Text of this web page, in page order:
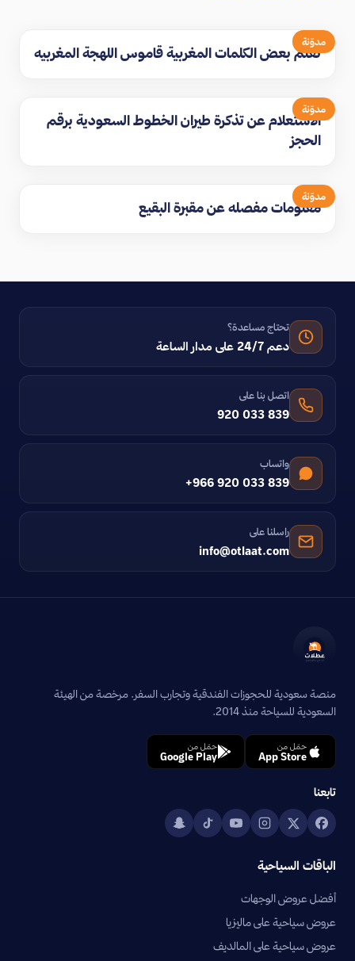
مدوّنة
تعلم بعض الكلمات المغربية قاموس اللهجة المغربيه
مدوّنة
الاستعلام عن تذكرة طيران الخطوط السعودية برقم
الحجز
مدوّنة
معلومات مفصله عن مقبرة البقيع
تحتاج مساعدة؟
دعم 24/7 على مدار الساعة
اتصل بنا على
920 033 839
واتساب
+966 920 033 839
راسلنا على
info@otlaat.com
منصة سعودية للحجوزات الفندقية وتجارب السفر. مرخصة من الهيئة
السعودية للسياحة منذ 2014.
حمّل من
App Store
حمّل من
Google Play
تابعنا
الباقات السياحية
أفضل عروض الوجهات
عروض سياحية على ماليزيا
عروض سياحية على المالديف